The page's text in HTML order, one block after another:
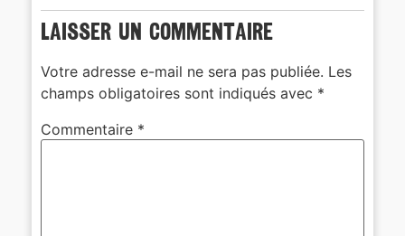
Laisser un commentaire
Votre adresse e-mail ne sera pas publiée. Les
champs obligatoires sont indiqués avec *
Commentaire *